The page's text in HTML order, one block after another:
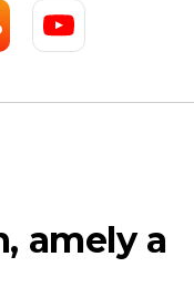
amely a